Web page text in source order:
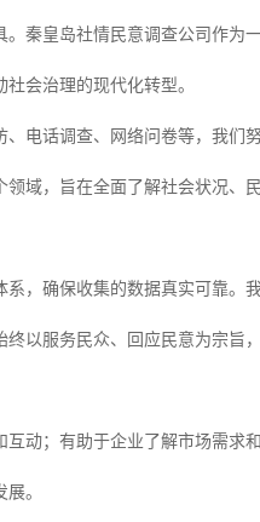
秦皇岛社情民意调查公司作为
会治理的现代化转型。
电话调查、网络问卷等，我们
域，旨在全面了解社会状况、
，确保收集的数据真实可靠。我
以服务民众、回应民意为宗旨
动；有助于企业了解市场需求
。